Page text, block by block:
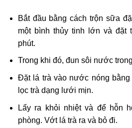
Bắt đầu bằng cách trộn sữa
một bình thủy tinh lớn và đặt
phút.
Trong khi đó, đun sôi nước
Đặt lá trà vào nước nóng
lọc trà dạng lưới mịn.
Lấy ra khỏi nhiệt và để hỗn
phòng. Vớt lá trà ra và bỏ đi.